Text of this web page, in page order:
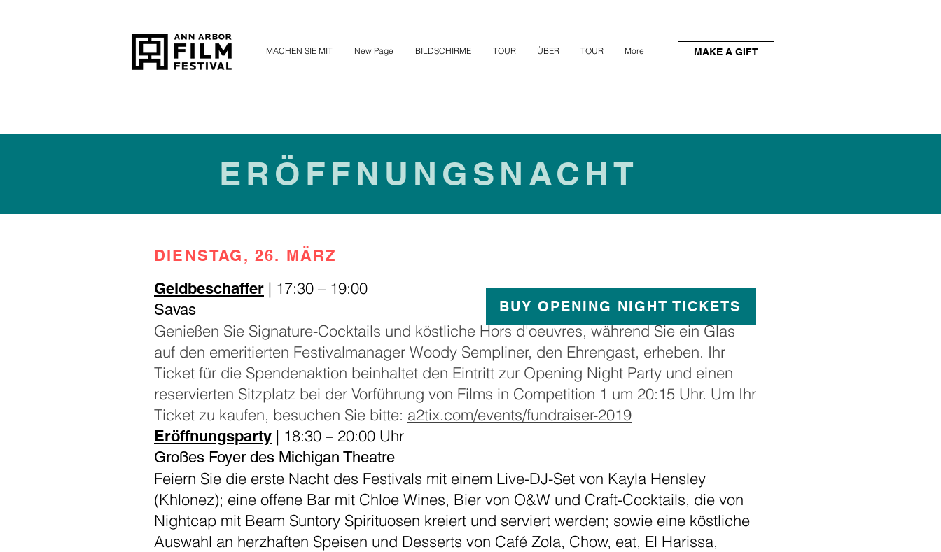
MACHEN SIE MIT New Page BILDSCHIRME TOUR ÜBER TOUR More MAKE A GIFT
ERÖFFNUNGSNACHT
DIENSTAG, 26. MÄRZ
Geldbeschaffer | 17:30 – 19:00
Savas
Genießen Sie Signature-Cocktails und köstliche Hors d'oeuvres, während Sie ein Glas
auf den emeritierten Festivalmanager Woody Sempliner, den Ehrengast, erheben. Ihr
Ticket für die Spendenaktion beinhaltet den Eintritt zur Opening Night Party und einen
reservierten Sitzplatz bei der Vorführung von Films in Competition 1 um 20:15 Uhr. Um Ihr
Ticket zu kaufen, besuchen Sie bitte: a2tix.com/events/fundraiser-2019
Eröffnungsparty | 18:30 – 20:00 Uhr
Großes Foyer des Michigan Theatre
Feiern Sie die erste Nacht des Festivals mit einem Live-DJ-Set von Kayla Hensley
(Khlonez); eine offene Bar mit Chloe Wines, Bier von O&W und Craft-Cocktails, die von
Nightcap mit Beam Suntory Spirituosen kreiert und serviert werden; sowie eine köstliche
Auswahl an herzhaften Speisen und Desserts von Café Zola, Chow, eat, El Harissa,
BUY OPENING NIGHT TICKETS